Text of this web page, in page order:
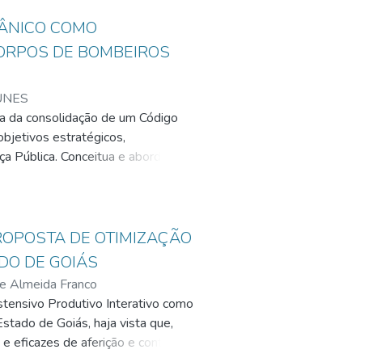
pública. Verificou-se que
de informações
e no enfrentamento à
de Segurança Pública as
conhecimento.
COMO
DE BOMBEIROS
consolidação de um Código
estratégicos,
Conceitua e aborda a
e pânico realizados pelos
a Política Nacional dos
voltados para a segurança
Contra Incêndio e Pânico atende
serviços, legitimadas pelos
para o exercício pleno da sua
brasileira.
DE OTIMIZAÇÃO
DE GOIÁS
Almeida Franco
Produtivo Interativo como
de Goiás, haja vista que,
eficazes de aferição e controle.